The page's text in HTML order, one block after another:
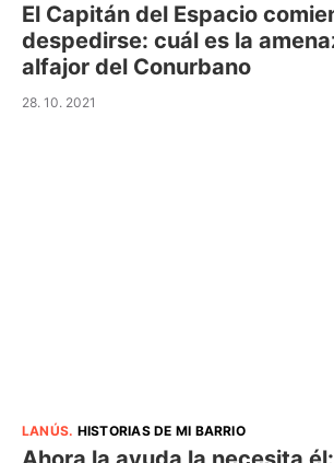
El Capitán del Espacio
despedirse: cuál es la
alfajor del Conurbano
28. 10. 2021
LANÚS. HISTORIAS DE MI BARRIO